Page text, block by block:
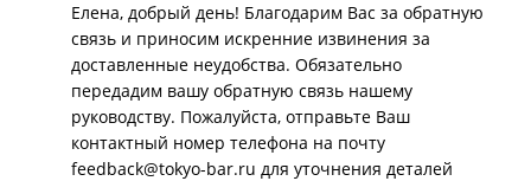
Елена, добрый день! Благодарим Вас за обратную
связь и приносим искренние извинения за
доставленные неудобства. Обязательно
передадим вашу обратную связь нашему
руководству. Пожалуйста, отправьте Ваш
контактный номер телефона на почту
feedback@tokyo-bar.ru для уточнения деталей